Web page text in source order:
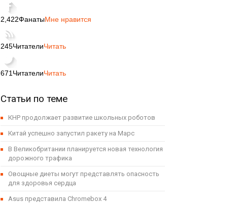
2,422ФанатыМне нравится
245ЧитателиЧитать
671 ЧитателиЧитать
Статьи по теме
КНР продолжает развитие школьных роботов
Китай успешно запустил ракету на Марс
В Великобритании планируется новая технология
дорожного трафика
Овощные диеты могут представлять опасность
для здоровья сердца
Asus представила Chromebox 4